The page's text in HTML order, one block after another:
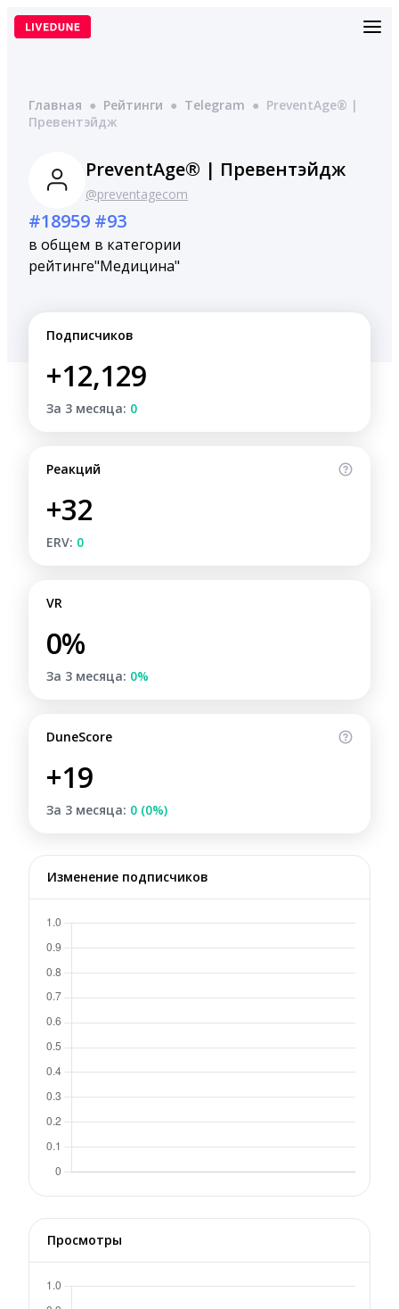
Перейти
Главная ● Рейтинги ● Telegram ● PreventAge® |
Превентэйдж
PreventAge® | Превентэйдж
@preventagecom
#18959
в общем
рейтинге
#93
в категории
"Медицина"
Подписчиков
+12,129
За 3 месяца: 0
Реакций
+32
ERV: 0
VR
0%
За 3 месяца: 0%
DuneScore
+19
За 3 месяца: 0 (0%)
Изменение подписчиков
Просмотры